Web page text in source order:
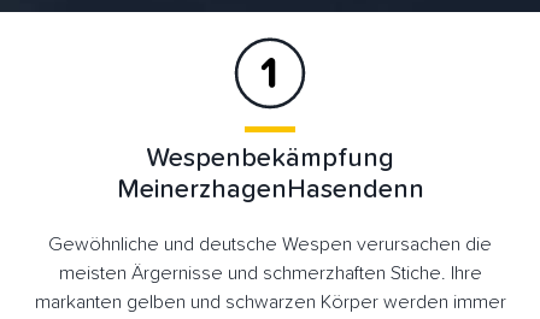
Wespenbekämpfung
MeinerzhagenHasendenn
Gewöhnliche und deutsche Wespen verursachen die
meisten Ärgernisse und schmerzhaften Stiche. Ihre
markanten gelben und schwarzen Körper werden immer